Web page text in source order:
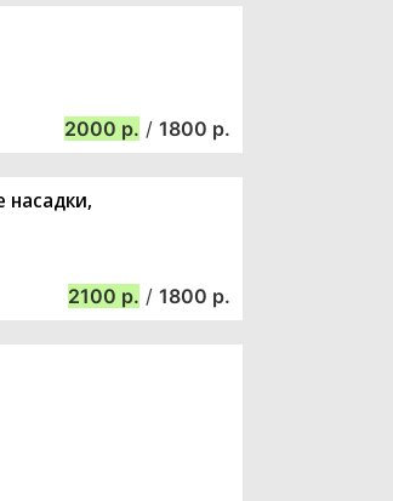
2000 / 1800
насадки,
2100 / 1800